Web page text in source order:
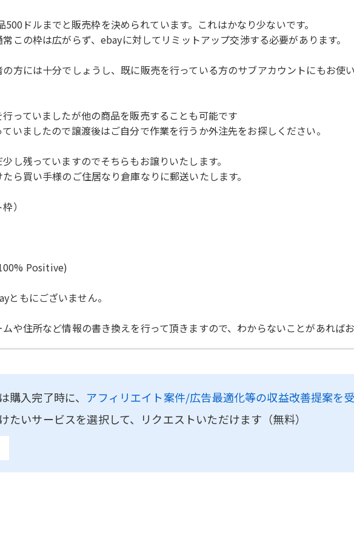
ドルまでと販売枠を決められています。これはかなり少ないです。
この枠は広がらず、ebayに対してリミットアップ交渉する必要があります。
方には十分でしょうし、既に販売を行っている方のサブアカウントにもお使
っていましたが他の商品を販売することも可能です
いましたので譲渡後はご自分で作業を行うか外注先をお探しください。
し残っていますのでそちらもお譲りいたします。
ら買い手様のご住居なり倉庫なりに郵送いたします。
）
Positive)
ともにございません。
や住所など情報の書き換えを行って頂きますので、わからないことがあればお
購入完了時に、 アフィリエイト案件/広告最適化等の収益改善提案を
たいサービスを選択して、リクエストいただけます（無料）